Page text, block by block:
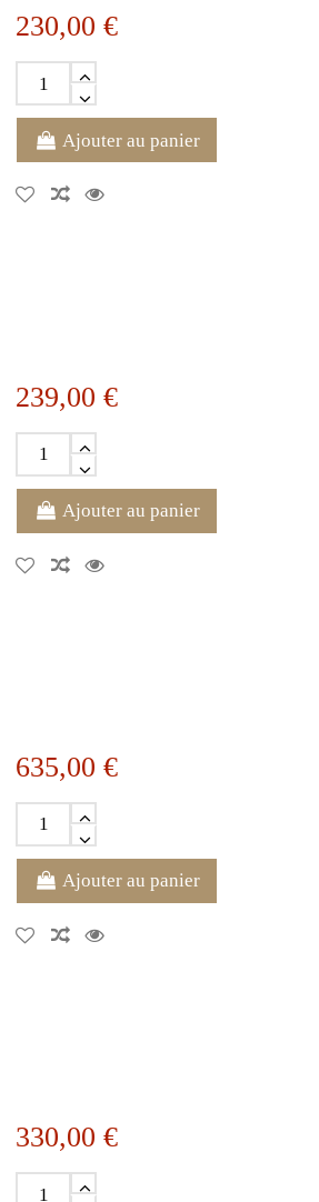
230,00 €
Ajouter au panier
239,00 €
Ajouter au panier
635,00 €
Ajouter au panier
330,00 €